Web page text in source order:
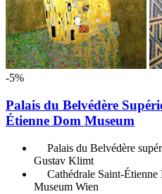
-5%
Palais du Belvédère
Étienne Dom Museum
Palais du Belvédère
Gustav Klimt
Cathédrale Saint-
Museum Wien